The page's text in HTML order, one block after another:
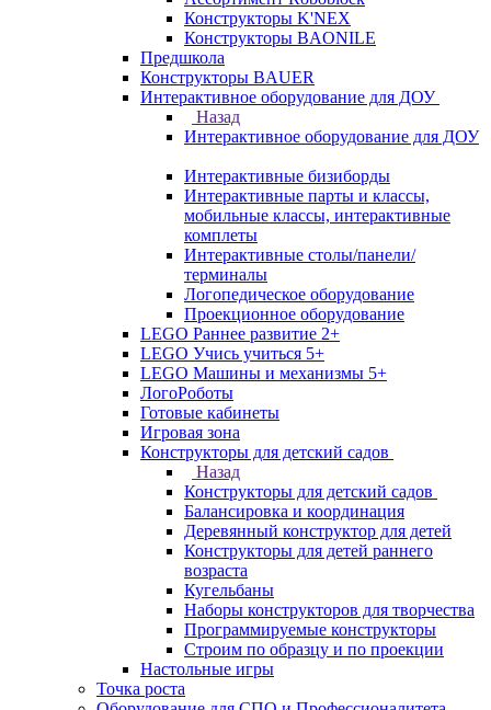
Конструкторы K'NEX
Конструкторы BAONILE
Предшкола
Конструкторы BAUER
Интерактивное оборудование для ДОУ
Назад
Интерактивное оборудование для ДОУ
Интерактивные бизиборды
Интерактивные парты и классы,
мобильные классы, интерактивные
комплеты
Интерактивные столы/панели/
терминалы
Логопедическое оборудование
Проекционное оборудование
LEGO Раннее развитие 2+
LEGO Учись учиться 5+
LEGO Машины и механизмы 5+
ЛогоРоботы
Готовые кабинеты
Игровая зона
Конструкторы для детский садов
Назад
Конструкторы для детский садов
Балансировка и координация
Деревянный конструктор для детей
Конструкторы для детей раннего
возраста
Кугельбаны
Наборы конструкторов для творчества
Программируемые конструкторы
Строим по образцу и по проекции
Настольные игры
Точка роста